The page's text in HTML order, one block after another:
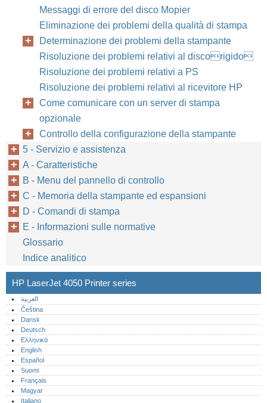
Messaggi di errore del disco Mopier
Eliminazione dei problemi della qualità di stampa
Determinazione dei problemi della stampante
Risoluzione dei problemi relativi al discorigido
Risoluzione dei problemi relativi a PS
Risoluzione dei problemi relativi al ricevitore HP
Come comunicare con un server di stampa
opzionale
Controllo della configurazione della stampante
5 - Servizio e assistenza
A - Caratteristiche
B - Menu del pannello di controllo
C - Memoria della stampante ed espansioni
D - Comandi di stampa
E - Informazioni sulle normative
Glossario
Indice analitico
HP LaserJet 4050 Printer series
العربية
Čeština
Dansk
Deutsch
Ελληνικά
English
Español
Suomi
Français
Magyar
Italiano